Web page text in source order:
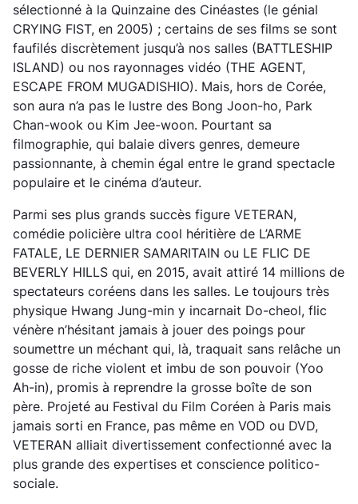
sélectionné à la Quinzaine des Cinéastes (le génial
CRYING FIST, en 2005) ; certains de ses films se sont
faufilés discrètement jusqu’à nos salles (BATTLESHIP
ISLAND) ou nos rayonnages vidéo (THE AGENT,
ESCAPE FROM MUGADISHIO). Mais, hors de Corée,
son aura n’a pas le lustre des Bong Joon-ho, Park
Chan-wook ou Kim Jee-woon. Pourtant sa
filmographie, qui balaie divers genres, demeure
passionnante, à chemin égal entre le grand spectacle
populaire et le cinéma d’auteur.
Parmi ses plus grands succès figure VETERAN,
comédie policière ultra cool héritière de L’ARME
FATALE, LE DERNIER SAMARITAIN ou LE FLIC DE
BEVERLY HILLS qui, en 2015, avait attiré 14 millions de
spectateurs coréens dans les salles. Le toujours très
physique Hwang Jung-min y incarnait Do-cheol, flic
vénère n’hésitant jamais à jouer des poings pour
soumettre un méchant qui, là, traquait sans relâche un
gosse de riche violent et imbu de son pouvoir (Yoo
Ah-in), promis à reprendre la grosse boîte de son
père. Projeté au Festival du Film Coréen à Paris mais
jamais sorti en France, pas même en VOD ou DVD,
VETERAN alliait divertissement confectionné avec la
plus grande des expertises et conscience politico-
sociale.